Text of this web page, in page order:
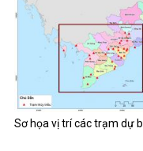
Sơ họa vị trí các trạm dự